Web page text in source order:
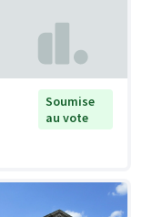
Soumise
au vote